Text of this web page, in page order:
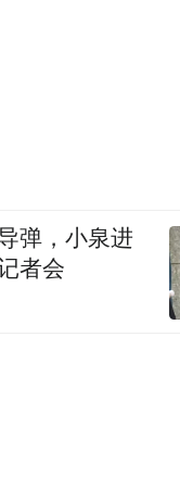
弹，小泉进
者会